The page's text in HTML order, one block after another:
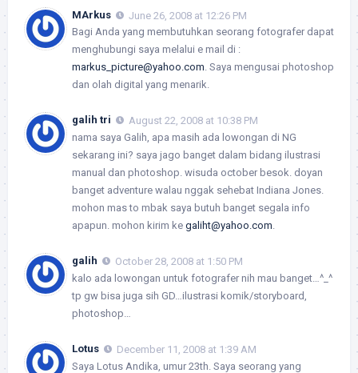
MArkus
June 26, 2008 at 12:26 PM
Bagi Anda yang membutuhkan seorang fotografer dapat
menghubungi saya melalui e mail di :
markus_picture@yahoo.com. Saya mengusai photoshop
dan olah digital yang menarik.
galih tri
August 22, 2008 at 10:38 PM
nama saya Galih, apa masih ada lowongan di NG
sekarang ini? saya jago banget dalam bidang ilustrasi
manual dan photoshop. wisuda october besok. doyan
banget adventure walau nggak sehebat Indiana Jones.
mohon mas to mbak saya butuh banget segala info
apapun. mohon kirim ke galiht@yahoo.com.
galih
October 28, 2008 at 1:50 PM
kalo ada lowongan untuk fotografer nih mau banget…^_^
tp gw bisa juga sih GD…ilustrasi komik/storyboard,
photoshop…
Lotus
December 11, 2008 at 1:39 AM
Saya Lotus Andika, umur 23th. Saya seorang yang